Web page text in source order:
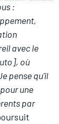
:
avec le
où
pense qu'il
une
par